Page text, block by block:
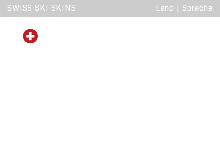
SWISS SKI SKINS Land Sprache